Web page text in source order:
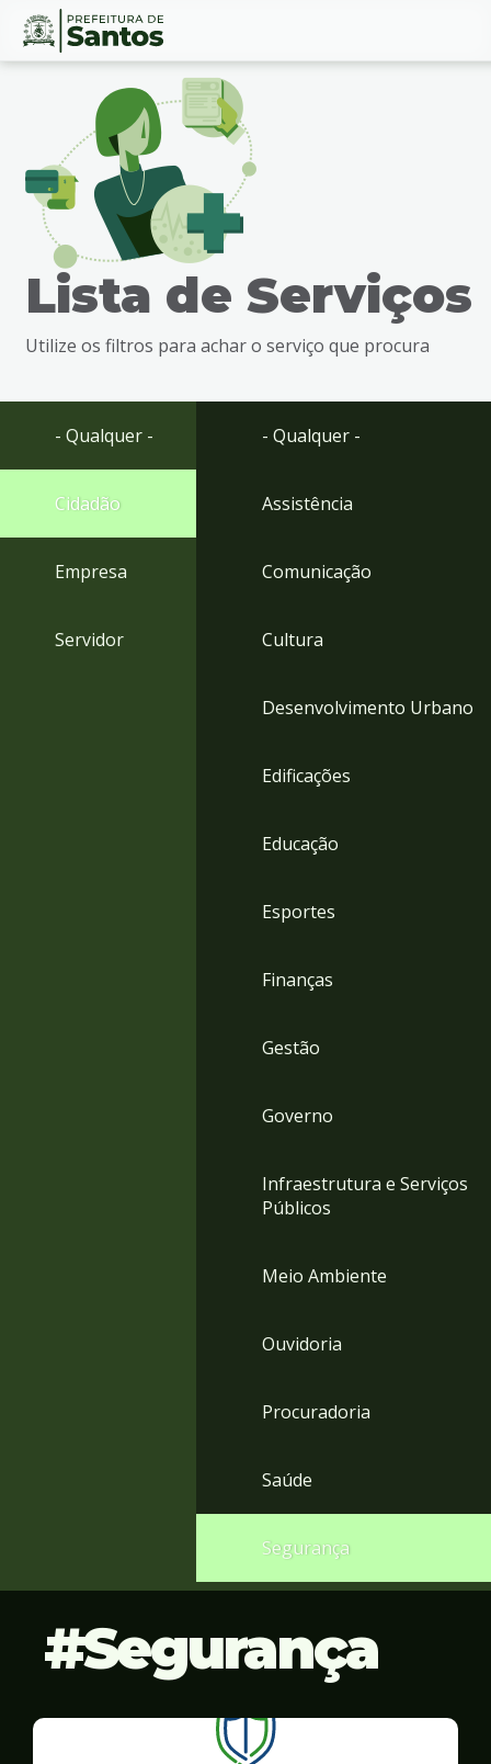
Ir
busca
Ir
rodapé
Conteúdo
Lista de Serviços
Utilize os filtros para achar o serviço que procura
- Qualquer -
Cidadão
Empresa
Servidor
- Qualquer -
Assistência
Comunicação
Cultura
Desenvolvimento Urbano
Edificações
Educação
Esportes
Finanças
Gestão
Governo
Infraestrutura e Serviços
Públicos
Meio Ambiente
Ouvidoria
Procuradoria
Saúde
Segurança
Segurança